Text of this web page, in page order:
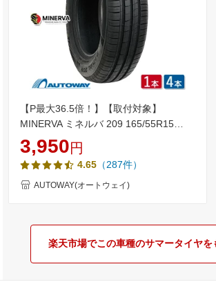
【P最大36.5倍！】【取付対象】
MINERVA ミネルバ 209 165/55R15
(165/55/15 165-55-15 165/55-15) サマ
ータイヤ 夏タイヤ 単品 2本 4本 15イン
チ
3,950円
4.65 （287件）
AUTOWAY(オートウェイ)
楽天市場でこの車種のサマータイヤを